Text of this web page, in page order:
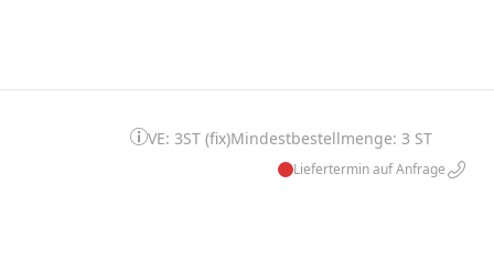
VE: 3ST (fix)Mindestbestellmenge: 3 ST
Liefertermin auf Anfrage